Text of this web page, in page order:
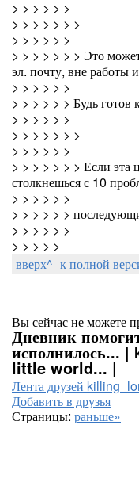
> > > > > >
> > > > > > >
> > > > > >
> > > > > > > Это
эл. почту, вне работы
> > > > > >
> > > > > > Будь
> > > > > >
> > > > > > >
> > > > > >
> > > > > > > Если эта
столкнешься с 10
> > > > > >
> > > > > >
> > > > > >
> > > > >
вверх^ к полной
Вы сейчас не можете
Дневник
исполнилось...
little world... |
Лента друзей
Добавить в друзья
Страницы: раньше»